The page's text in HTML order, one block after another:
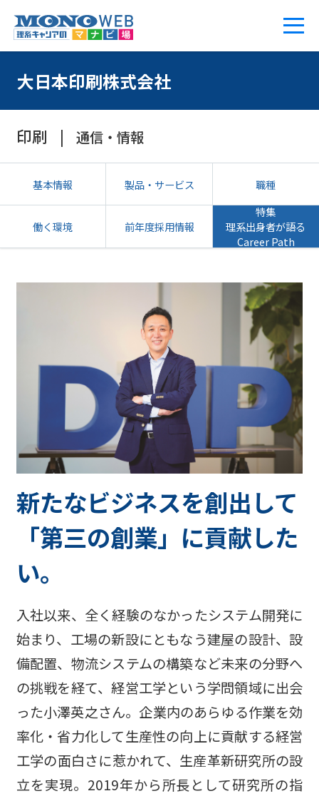
大日本印刷株式会社
印刷 通信・情報
基本情報 製品・サービス 職種
働く環境 前年度採用情報
特集
理系出身者が語る
Career Path
新たなビジネスを創出して
「第三の創業」に貢献した
い。
入社以来、全く経験のなかったシステム開発に
始まり、工場の新設にともなう建屋の設計、設
備配置、物流システムの構築など未来の分野へ
の挑戦を経て、経営工学という学問領域に出会
った小澤英之さん。企業内のあらゆる作業を効
率化・省力化して生産性の向上に貢献する経営
工学の面白さに惹かれて、生産革新研究所の設
立を実現。2019年から所長として研究所の指